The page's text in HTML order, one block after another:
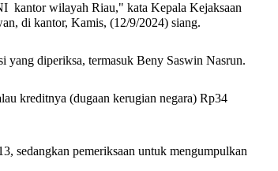
kantor wilayah Riau," kata Kepala Kejaksaan
di kantor, Kamis, (12/9/2024) siang.
yang diperiksa, termasuk Beny Saswin Nasrun.
kreditnya (dugaan kerugian negara) Rp34
sedangkan pemeriksaan untuk mengumpulkan